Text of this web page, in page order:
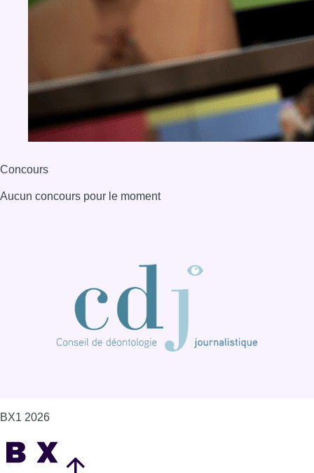
Concours
Aucun concours pour le moment
BX1 2026